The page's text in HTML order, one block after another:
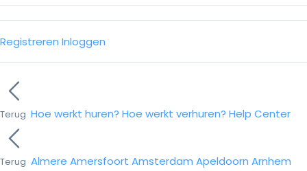
Registreren Inloggen
Terug Hoe werkt huren? Hoe werkt verhuren? Help Center
Terug Almere Amersfoort Amsterdam Apeldoorn Arnhem